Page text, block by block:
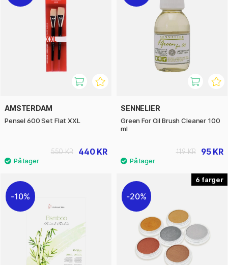
AMSTERDAM
Pensel 600 Set Flat XXL
440 KR
550 KR
SENNELIER
Green For Oil Brush Cleaner 100
ml
95 KR
119 KR
10%
6
20%